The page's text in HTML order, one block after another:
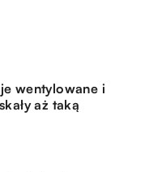
wentylowane i
aż taką